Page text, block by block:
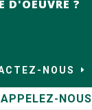
D'OEUVRE ?
NOUS